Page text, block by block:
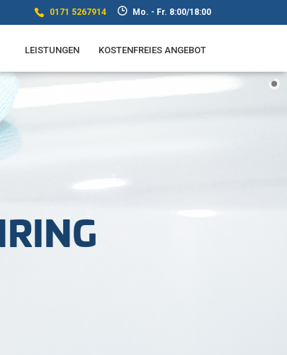
0171 5267914 Mo. - Fr. 8:00/18:00
LEISTUNGEN KOSTENFREIES ANGEBOT